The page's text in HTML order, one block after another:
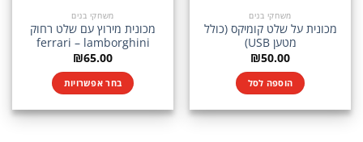
משחקי בנים
מכונית על שלט קומיקס (כולל
מטען USB)
₪50.00
הוספה לסל
משחקי בנים
מכונית מירוץ עם שלט רחוק
ferrari – lamborghini
₪65.00
בחר אפשרויות
זה